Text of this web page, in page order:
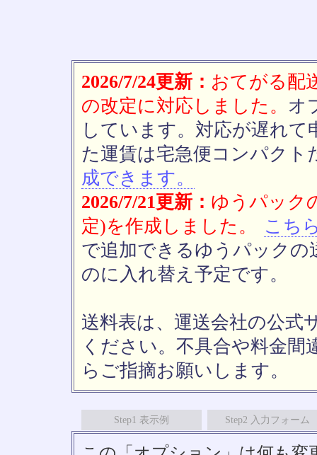
2026/7/24更新： おてがる配
の改定に対応しました。 オ
しています。対応が遅れ
た運賃は宅急便コンパクト
成できます。
2026/7/21更新： ゆうパック
定)を作成しました。
こち
で追加できるゆうパックの
のに入れ替え予定です。
送料表は、運送会社の公式
ください。不具合や料金間
らご指摘お願いします。
Step1 表示例 Step2 入力フォーム